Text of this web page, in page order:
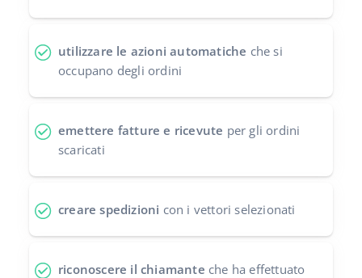
utilizzare le azioni automatiche che si
occupano degli ordini
emettere fatture e ricevute per gli ordini
scaricati
creare spedizioni con i vettori selezionati
riconoscere il chiamante che ha effettuato